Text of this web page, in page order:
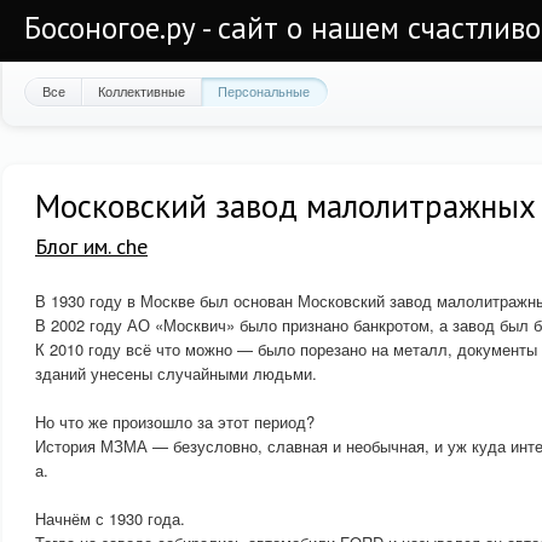
Босоногое.ру - сайт о нашем
Все Коллективные Персональные
Московский завод
Блог им. che
В 1930 году в Москве был основан Московский завод
В 2002 году АО «Москвич» было признано банкротом, а завод был
К 2010 году всё что можно — было порезано на металл, документы
зданий унесены случайными людьми.
Но что же произошло за этот период?
История МЗМА — безусловно, славная и необычная, и уж куда
а.
Начнём с 1930 года.